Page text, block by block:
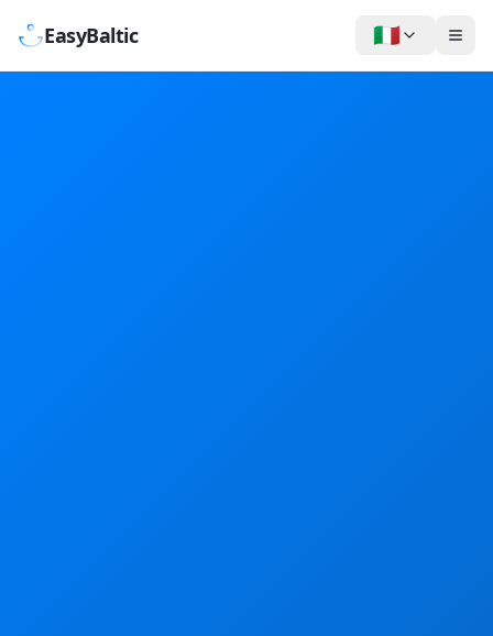
EasyBaltic 🇮🇹